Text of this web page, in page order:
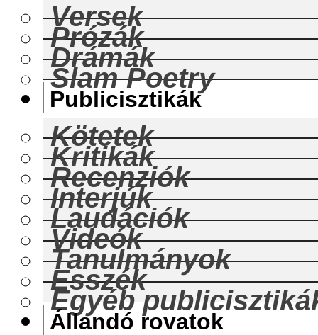
Versek
Prózák
Drámák
Slam Poetry
Publicisztikák
Kötetek
Kritikák
Recenziók
Interjúk
Laudációk
Videók
Tanulmányok
Esszék
Egyéb
Állandó rovatok